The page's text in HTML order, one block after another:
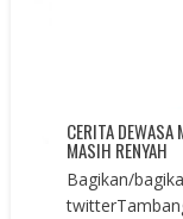
CERITA DEWASA
MASIH RENYAH
Bagikan/